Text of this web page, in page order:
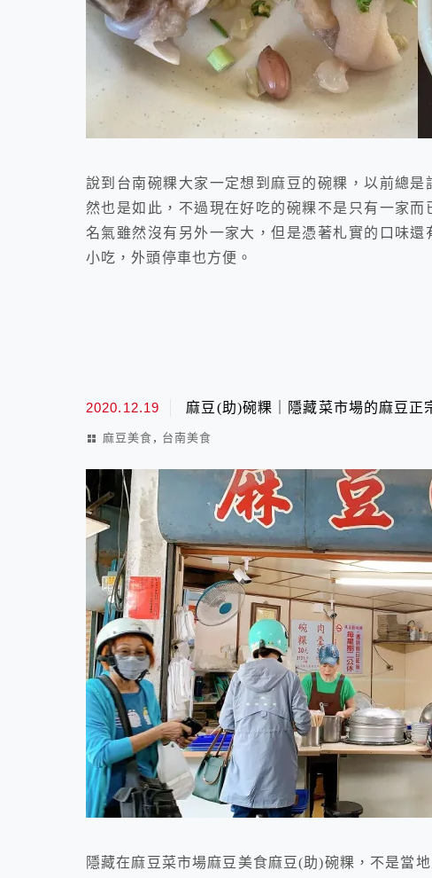
說到台南碗粿大家一定想到麻豆的碗粿，以前總
然也是如此，不過現在好吃的碗粿不是只有一家
名氣雖然沒有另外一家大，但是憑著札實的口味
小吃，外頭停車也方便。
2020.12.19 麻豆(助)碗粿｜隱藏菜市場的麻豆正
麻豆美食 , 台南美食
隱藏在麻豆菜市場麻豆美食麻豆(助)碗粿，不是當